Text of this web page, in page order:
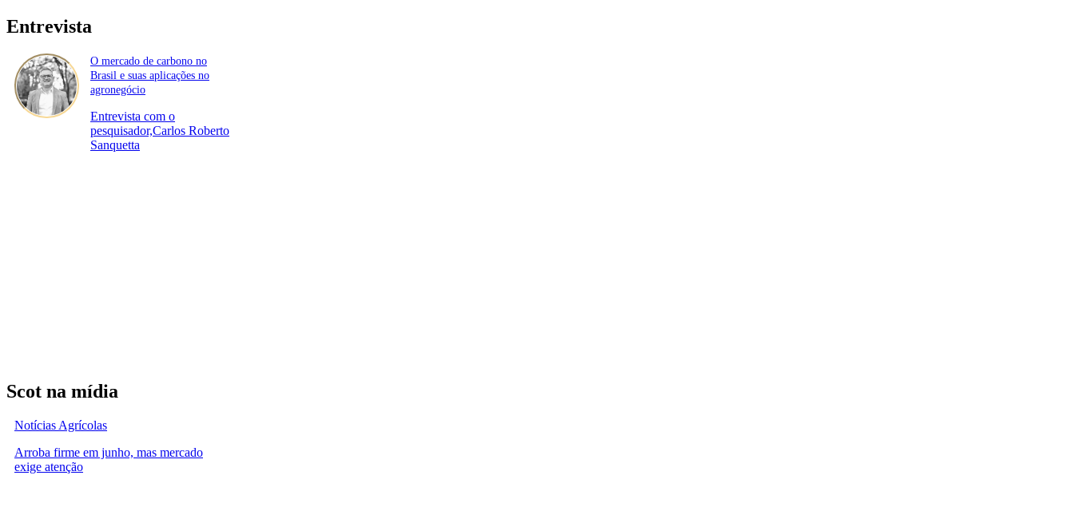
Entrevista
O mercado de carbono no
Brasil e suas aplicações no
agronegócio
Entrevista com o
pesquisador,Carlos Roberto
Sanquetta
Scot na mídia
Notícias Agrícolas
Arroba firme em junho, mas mercado
exige atenção